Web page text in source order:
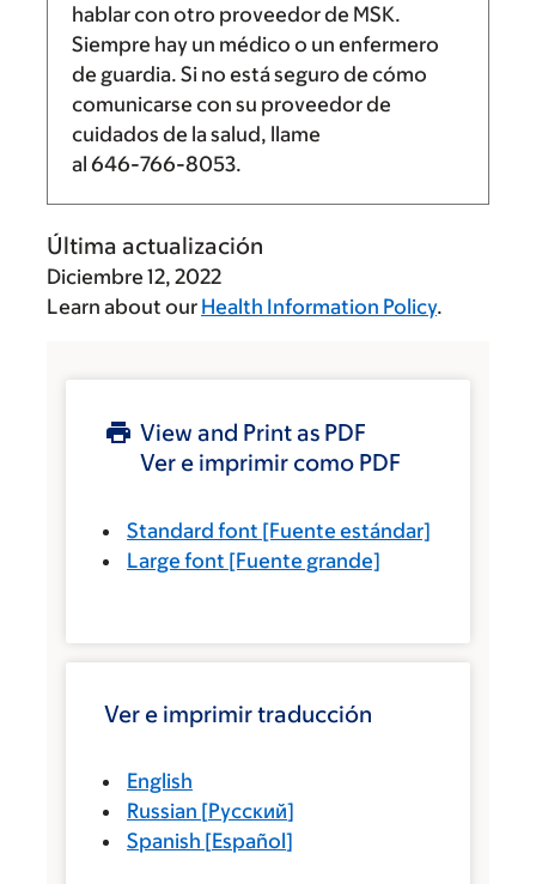
hablar con otro proveedor de MSK.
Siempre hay un médico o un enfermero
de guardia. Si no está seguro de cómo
comunicarse con su proveedor de
cuidados de la salud, llame
al 646-766-8053.
Última actualización
Diciembre 12, 2022
Learn about our Health Information Policy.
View and Print as PDF
Ver e imprimir como PDF
Standard font [Fuente estándar]
Large font [Fuente grande]
Ver e imprimir traducción
English
Russian [Русский]
Spanish [Español]